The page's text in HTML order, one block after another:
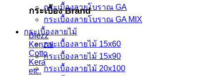
กระเบื้อง Brand
Blezz
Kenzai
Cotto
Kera
etc.
กระเบื้องลายโบราณ GA
กระเบื้องลายโบราณ GA MIX
กระเบื้องลายไม้
กระเบื้องลายไม้ 15x60
กระเบื้องลายไม้ 15x90
กระเบื้องลายไม้ 20x100